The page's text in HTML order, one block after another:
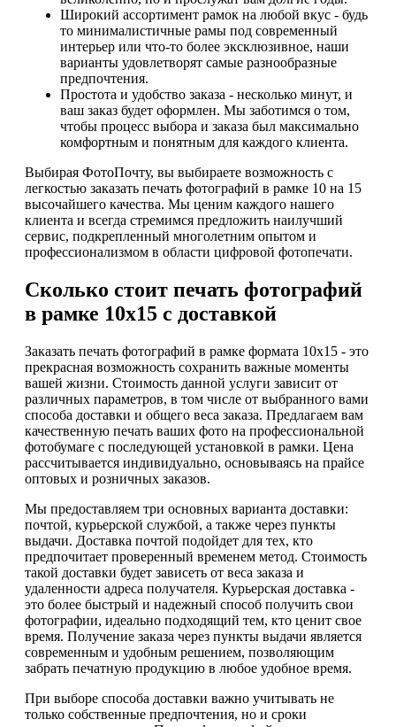
Широкий ассортимент рамок на любой вкус - будь
то минималистичные рамы под современный
интерьер или что-то более эксклюзивное, наши
варианты удовлетворят самые разнообразные
предпочтения.
Простота и удобство заказа - несколько минут, и
ваш заказ будет оформлен. Мы заботимся о том,
чтобы процесс выбора и заказа был максимально
комфортным и понятным для каждого клиента.
Выбирая ФотоПочту, вы выбираете возможность с
легкостью заказать печать фотографий в рамке 10 на 15
высочайшего качества. Мы ценим каждого нашего
клиента и всегда стремимся предложить наилучший
сервис, подкрепленный многолетним опытом и
профессионализмом в области цифровой фотопечати.
Сколько стоит печать фотографий
в рамке 10х15 с доставкой
Заказать печать фотографий в рамке формата 10х15 - это
прекрасная возможность сохранить важные моменты
вашей жизни. Стоимость данной услуги зависит от
различных параметров, в том числе от выбранного вами
способа доставки и общего веса заказа. Предлагаем вам
качественную печать ваших фото на профессиональной
фотобумаге с последующей установкой в рамки. Цена
рассчитывается индивидуально, основываясь на прайсе
оптовых и розничных заказов.
Мы предоставляем три основных варианта доставки:
почтой, курьерской службой, а также через пункты
выдачи. Доставка почтой подойдет для тех, кто
предпочитает проверенный временем метод. Стоимость
такой доставки будет зависеть от веса заказа и
удаленности адреса получателя. Курьерская доставка -
это более быстрый и надежный способ получить свои
фотографии, идеально подходящий тем, кто ценит свое
время. Получение заказа через пункты выдачи является
современным и удобным решением, позволяющим
забрать печатную продукцию в любое удобное время.
При выборе способа доставки важно учитывать не
только собственные предпочтения, но и сроки